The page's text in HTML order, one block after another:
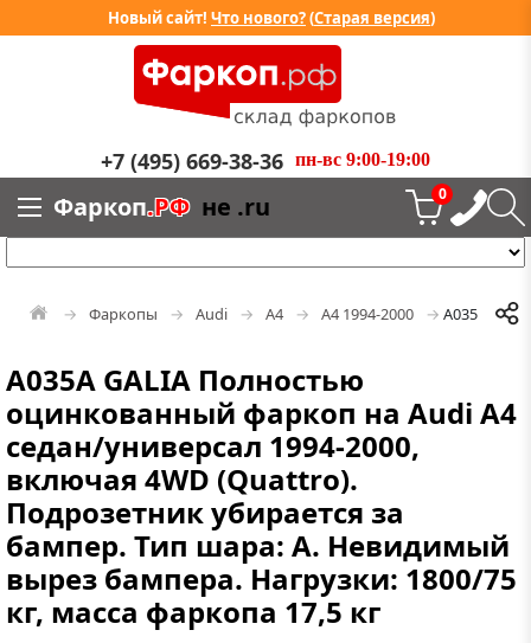
Новый сайт! Что нового?(Старая версия)
+7 (495) 669-38-36 пн-вс 9:00-19:00
Фаркоп.РФ не .ru 0
Фаркопы Audi A4 A4 1994-2000 A035A
A035A GALIA Полностью
оцинкованный фаркоп на Audi A4
седан/универсал 1994-2000,
включая 4WD (Quattro).
Подрозетник убирается за
бампер. Тип шара: A. Невидимый
вырез бампера. Нагрузки: 1800/75
кг, масса фаркопа 17,5 кг